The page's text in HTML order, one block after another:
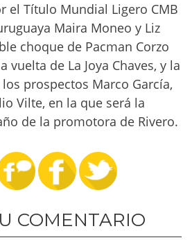
el Título Mundial Ligero CMB
Maira Moneo y Liz
choque de Pacman Corzo
vuelta de La Joya Chaves, y la
prospectos Marco García,
Vilte, en la que será la
de la promotora de Rivero.
COMENTARIO